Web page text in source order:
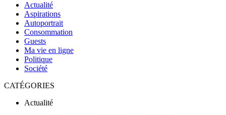
Actualité
Aspirations
Autoportrait
Consommation
Guests
Ma vie en ligne
Politique
Société
CATÉGORIES
Actualité